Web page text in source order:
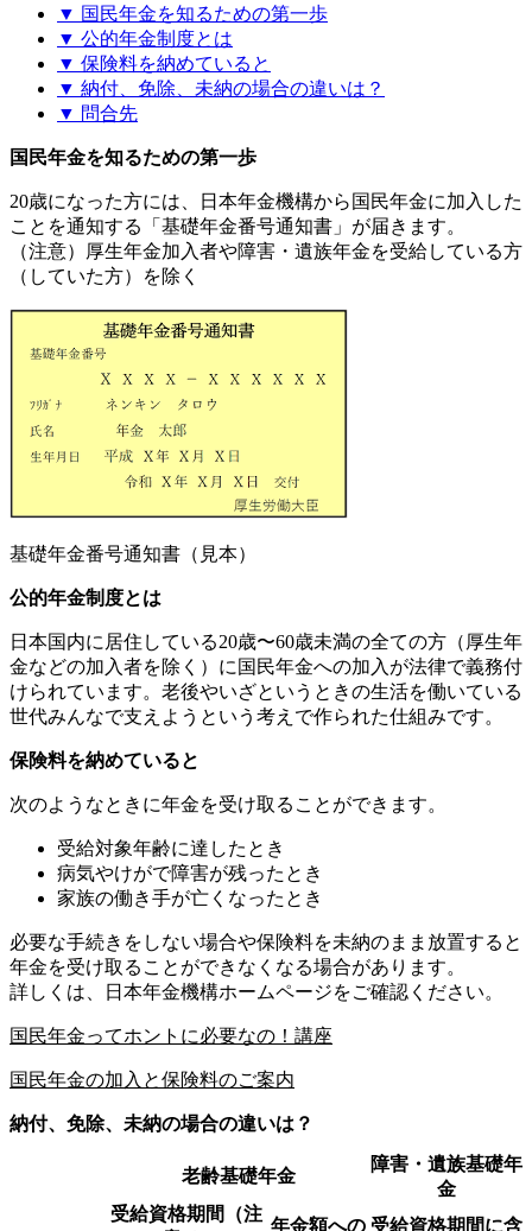
▼ 国民年金を知るための第一歩
▼ 公的年金制度とは
▼ 保険料を納めていると
▼ 納付、免除、未納の場合の違いは？
▼ 問合先
国民年金を知るための第一歩
20歳になった方には、日本年金機構から国民年金に加入した
ことを通知する「基礎年金番号通知書」が届きます。
（注意）厚生年金加入者や障害・遺族年金を受給している方
（していた方）を除く
基礎年金番号通知書（見本）
公的年金制度とは
日本国内に居住している20歳〜60歳未満の全ての方（厚生年
金などの加入者を除く）に国民年金への加入が法律で義務付
けられています。老後やいざというときの生活を働いている
世代みんなで支えようという考えで作られた仕組みです。
保険料を納めていると
次のようなときに年金を受け取ることができます。
受給対象年齢に達したとき
病気やけがで障害が残ったとき
家族の働き手が亡くなったとき
必要な手続きをしない場合や保険料を未納のまま放置すると
年金を受け取ることができなくなる場合があります。
詳しくは、日本年金機構ホームページをご確認ください。
国民年金ってホントに必要なの！講座
国民年金の加入と保険料のご案内
納付、免除、未納の場合の違いは？
老齢基礎年金
障害・遺族基礎年
金
受給資格期間（注
年金額への 受給資格期間に含